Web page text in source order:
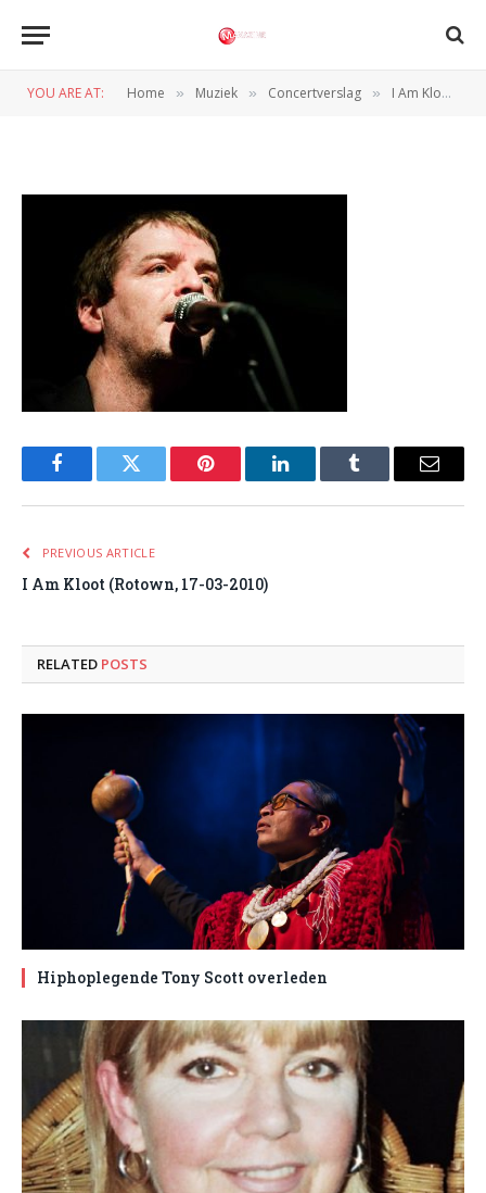
YOU ARE AT: Home » Muziek » Concertverslag » I Am Kloot (Rotown, 17-03-2010)
FacebookTwitter Pinterest LinkedInTumblr Email
PREVIOUS ARTICLE
I Am Kloot (Rotown, 17-03-2010)
RELATED POSTS
Hiphoplegende Tony Scott overleden